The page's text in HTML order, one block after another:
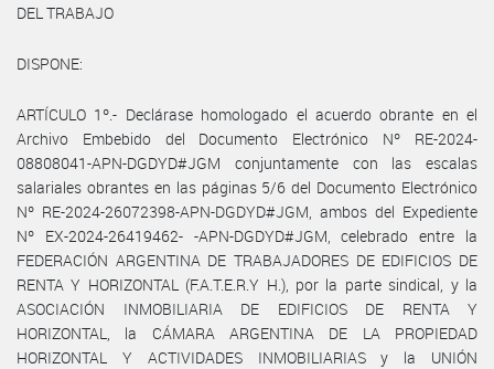
DEL TRABAJO
DISPONE:
ARTÍCULO 1º.- Declárase homologado el acuerdo obrante en el
Archivo Embebido del Documento Electrónico Nº RE-2024-
08808041-APN-DGDYD#JGM conjuntamente con las escalas
salariales obrantes en las páginas 5/6 del Documento Electrónico
Nº RE-2024-26072398-APN-DGDYD#JGM, ambos del Expediente
Nº EX-2024-26419462- -APN-DGDYD#JGM, celebrado entre la
FEDERACIÓN ARGENTINA DE TRABAJADORES DE EDIFICIOS DE
RENTA Y HORIZONTAL (F.A.T.E.R.Y H.), por la parte sindical, y la
ASOCIACIÓN INMOBILIARIA DE EDIFICIOS DE RENTA Y
HORIZONTAL, la CÁMARA ARGENTINA DE LA PROPIEDAD
HORIZONTAL Y ACTIVIDADES INMOBILIARIAS y la UNIÓN